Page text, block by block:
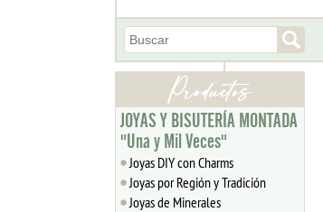
JOYAS Y BISUTERÍA MONTADA
"Una y Mil Veces"
Joyas DIY con Charms
Joyas por Región y Tradición
Joyas de Minerales